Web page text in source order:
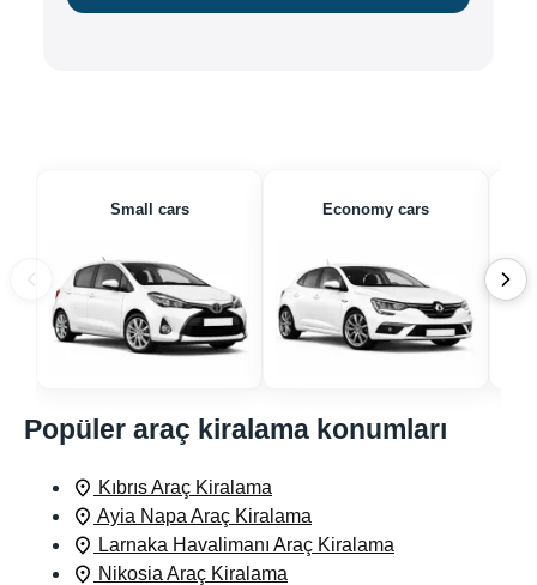
Small cars Economy cars
Popüler araç kiralama konumları
Kıbrıs Araç Kiralama
Ayia Napa Araç Kiralama
Larnaka Havalimanı Araç Kiralama
Nikosia Araç Kiralama